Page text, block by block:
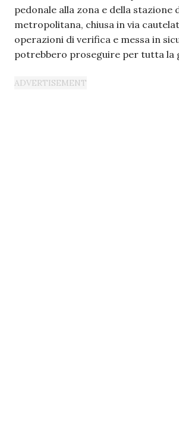
pedonale alla zona e della stazione
metropolitana, chiusa in via
operazioni di verifica e messa in
potrebbero proseguire per tutta la